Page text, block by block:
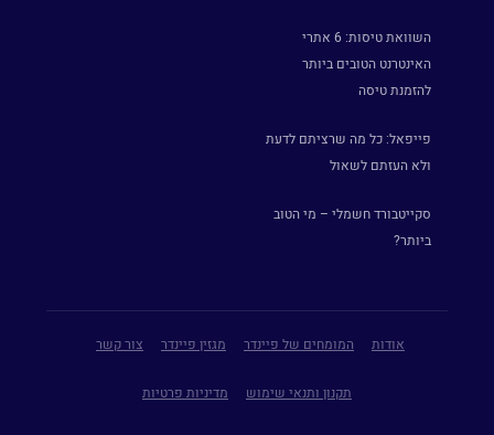
השוואת טיסות: 6 אתרי
האינטרנט הטובים ביותר
להזמנת טיסה
פייפאל: כל מה שרציתם לדעת
ולא העזתם לשאול
סקייטבורד חשמלי – מי הטוב
ביותר?
אודות המומחים של פיינדר מגזין פיינדר צור קשר
תקנון ותנאי שימוש מדיניות פרטיות